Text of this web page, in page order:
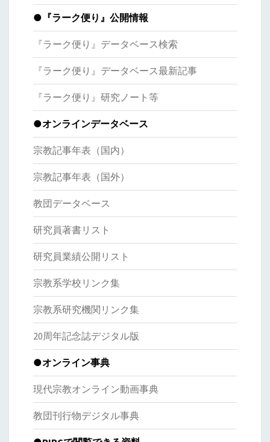
● 『ラーク便り』公開情報
『ラーク便り』データベース検索
『ラーク便り』データベース最新記事
『ラーク便り』研究ノート等
●オンラインデータベース
宗教記事年表（国内）
宗教記事年表（国外）
教団データベース
研究員著書リスト
研究員業績公開リスト
宗教系学校リンク集
宗教系研究機関リンク集
20周年記念誌デジタル版
●オンライン事典
現代宗教オンライン動画事典
教団刊行物デジタル事典